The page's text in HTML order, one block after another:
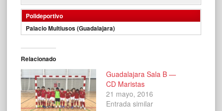
Polideportivo
Palacio Multiusos (Guadalajara)
Relacionado
Guadalajara Sala B —
CD Maristas
21 mayo, 2016
Entrada similar